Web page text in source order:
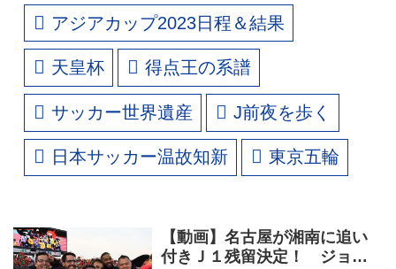
アジアカップ2023日程＆結果
天皇杯 得点王の系譜
サッカー世界遺産 J前夜を歩く
日本サッカー温故知新 東京五輪
【動画】名古屋が湘南に追い
付きＪ１残留決定！ ジョー